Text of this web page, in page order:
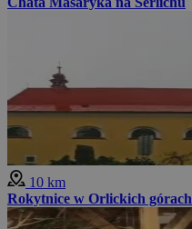
10 km
Rokytnice w Orlickich górach